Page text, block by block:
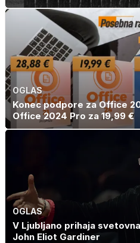
OGLAS
Konec podpore za Office
Office 2024 Pro za 19,99 €
OGLAS
V Ljubljano prihaja
John Eliot Gardiner